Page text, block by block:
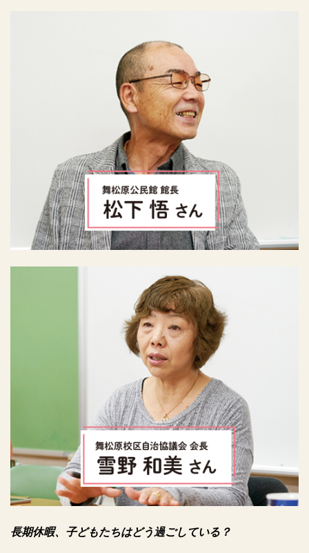
長期休暇、子どもたちはどう過ごしている？